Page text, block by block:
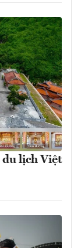
du lịch Việt